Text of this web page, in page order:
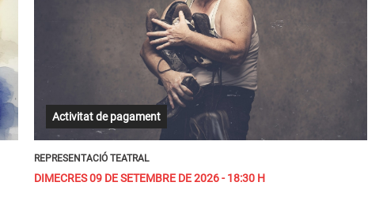
Activitat de pagament
REPRESENTACIÓ TEATRAL
DIMECRES 09 DE SETEMBRE DE 2026 - 18:30 H